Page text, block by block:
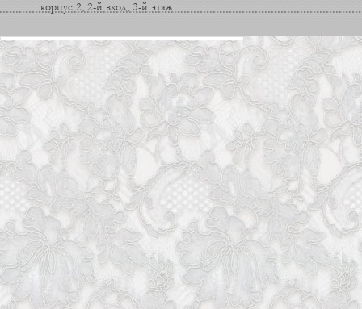
корпус 2, 2-й вход, 3-й этаж